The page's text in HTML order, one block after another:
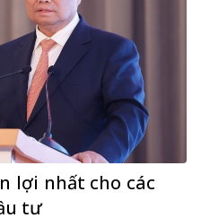
lợi nhất cho các
tư